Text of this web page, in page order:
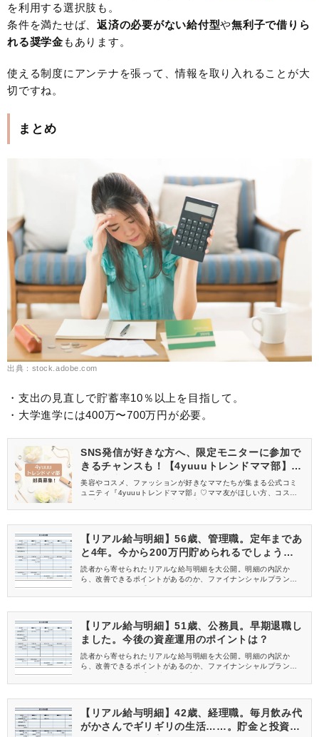
を利用する選択肢も。
条件を満たせば、 返済の必要がない給付型や無利子で借りら
れる奨学金もあります。
使える制度にアンテナを張って、情報を取り入れることが大
切ですね。
まとめ
出典：stock.adobe.com
・支出の見直しで貯蓄率10％以上を目指して。
・大学進学には400万〜700万円が必要。
SNS発信が好きな方へ、限定モニターに参加で
きるチャンスも！【4yuuuトレンドママ部】部
員募集中
美容やコスメ、ファッションが好きなママたちが集まる公式コミ
ュニティ『4yuuuトレンドママ部』♡ママ友がほしい方、コスメサ
信してくれる方を募集しています！
【リアル給与明細】56歳、管理職。定年まであ
と4年。今から200万円貯められるでしょう
か……？
読者から寄せられたリアルな給与明細を大公開。明細の内訳か
ら、改善できるポイントがあるのか、ファイナンシャルプランナ
【リアル給与明細】51歳、公務員。早期退職し
ました。今後の資産運用のポイントは？
読者から寄せられたリアルな給与明細を大公開。明細の内訳か
ら、改善できるポイントがあるのか、ファイナンシャルプランナ
【リアル給与明細】42歳、経理職。毎月飲み代
がかさんでギリギリの生活……。貯金と投資の